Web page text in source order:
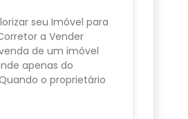
seu Imóvel para
a Vender
de um imóvel
apenas do
o proprietário